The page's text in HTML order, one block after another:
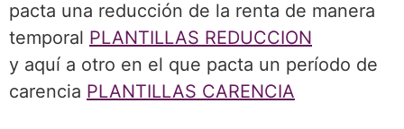
pacta una reducción de la renta de manera
temporal PLANTILLAS REDUCCION
y aquí a otro en el que pacta un período de
carencia PLANTILLAS CARENCIA